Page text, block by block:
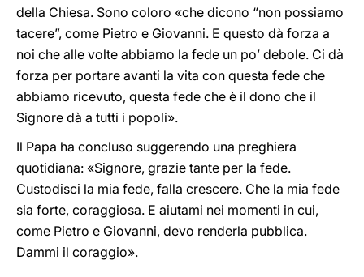
della Chiesa. Sono coloro «che dicono “non possiamo
tacere”, come Pietro e Giovanni. E questo dà forza a
noi che alle volte abbiamo la fede un po’ debole. Ci dà
forza per portare avanti la vita con questa fede che
abbiamo ricevuto, questa fede che è il dono che il
Signore dà a tutti i popoli».
Il Papa ha concluso suggerendo una preghiera
quotidiana: «Signore, grazie tante per la fede.
Custodisci la mia fede, falla crescere. Che la mia fede
sia forte, coraggiosa. E aiutami nei momenti in cui,
come Pietro e Giovanni, devo renderla pubblica.
Dammi il coraggio».